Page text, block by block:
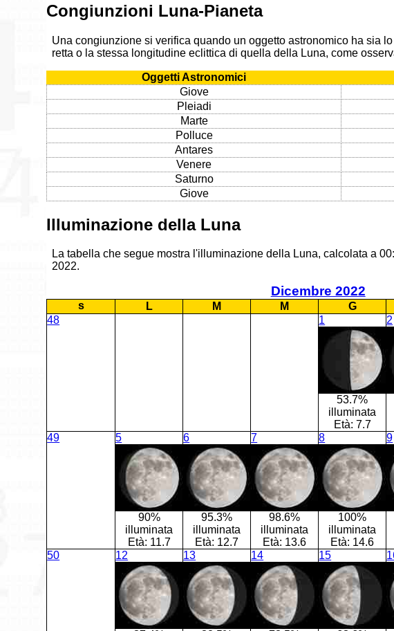
Congiunzioni Luna-Pianeta
Una congiunzione si verifica quando un oggetto astronomico ha sia
retta o la stessa longitudine eclittica di quella della Luna, come
Oggetti Astronomici
Giove
Pleiadi
Marte
Polluce
Antares
Venere
Saturno
Giove
Illuminazione della Luna
La tabella che segue mostra l'illuminazione della Luna, calcolata a
2022.
Dicembre 2022
s L M M G
48
1
53.7%
illuminata
Età: 7.7
2
49
5
90%
illuminata
Età: 11.7
6
95.3%
illuminata
Età: 12.7
7
98.6%
illuminata
Età: 13.6
8
100%
illuminata
Età: 14.6
9
50
12 13 14 15